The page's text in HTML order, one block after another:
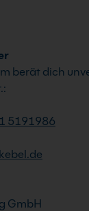
berät dich
5191986
GmbH